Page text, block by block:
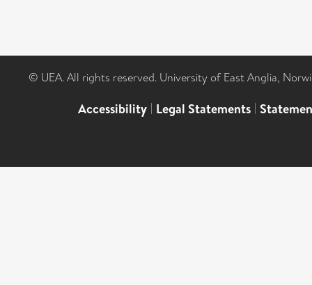
© UEA. All rights reserved. University of East Anglia,
Accessibility | Legal Statements |